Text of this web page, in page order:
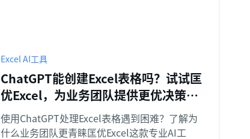
Excel AI工具
ChatGPT能创建Excel表格吗？试试匡
优Excel，为业务团队提供更优决策方
案
使用ChatGPT处理Excel表格遇到困难？了解为
什么业务团队更青睐匡优Excel这款专业AI工